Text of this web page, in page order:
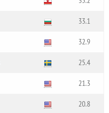
33.1
32.9
25.4
21.3
20.8